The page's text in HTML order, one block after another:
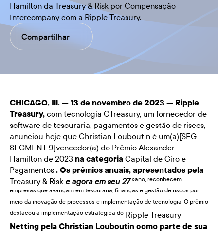
Hamilton da Treasury & Risk por Compensação
Intercompany com a Ripple Treasury.
Compartilhar
CHICAGO, Ill. — 13 de novembro de 2023 — Ripple
Treasury, com tecnologia GTreasury, um fornecedor de
software de tesouraria, pagamentos e gestão de riscos,
anunciou hoje que Christian Louboutin é um(a)[SEG
SEGMENT 9]vencedor(a) do Prêmio Alexander
Hamilton de 2023 na categoria Capital de Giro e
Pagamentos . Os prêmios anuais, apresentados pela
Treasury & Risk e agora em seu 27ºano, reconhecem
empresas que avançam em tesouraria, finanças e gestão de riscos por
meio da inovação de processos e implementação de tecnologia. O prêmio
destacou a implementação estratégica do Ripple Treasury
Netting pela Christian Louboutin como parte de sua